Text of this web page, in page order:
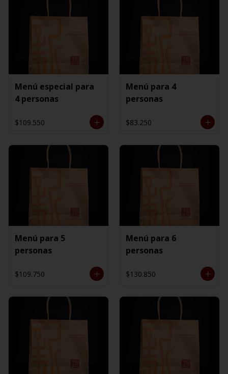
Menú especial para
4 personas
$109.550
Menú para 4
personas
$83.250
Menú para 5
personas
$109.750
Menú para 6
personas
$130.850